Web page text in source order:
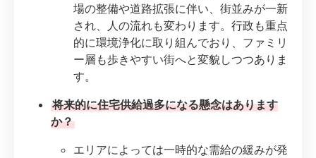
場の整備や道路拡張に伴い、街並みが一新
され、人の流れも変わります。行政も重点
的に環境浄化に取り組んでおり、ファミリ
ー層も歩きやすい街へと変貌しつつありま
す。
将来的に住宅供給過多になる懸念はあります
か？
エリアによっては一時的な需給の緩みが発